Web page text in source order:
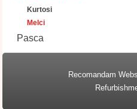
Kurtosi
Melci
Pasca
Recomandam